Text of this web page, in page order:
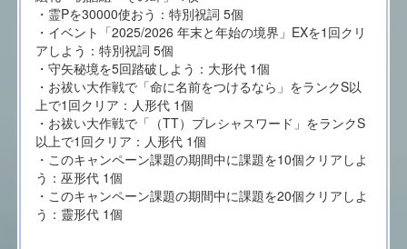
・霊Pを30000使おう：特別祝詞 5個
・イベント「2025/2026 年末と年始の境界」EXを1回クリ
アしよう：特別祝詞 5個
・守矢秘境を5回踏破しよう：大形代 1個
・お祓い大作戦で「命に名前をつけるなら」をランクS以
上で1回クリア：人形代 1個
・お祓い大作戦で「（TT）プレシャスワード」をランクS
以上で1回クリア：人形代 1個
・このキャンペーン課題の期間中に課題を10個クリアしよ
う：巫形代 1個
・このキャンペーン課題の期間中に課題を20個クリアしよ
う：靈形代 1個